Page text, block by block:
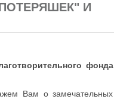
И
фонда
Вам о замечательных